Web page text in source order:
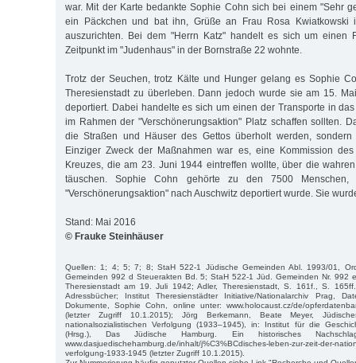
war. Mit der Karte bedankte Sophie Cohn sich bei einem "Sehr
ein Päckchen und bat ihn, Grüße an Frau Rosa Kwiatkowski
auszurichten. Bei dem "Herrn Katz" handelt es sich um einen
Zeitpunkt im "Judenhaus" in der Bornstraße 22 wohnte.
Trotz der Seuchen, trotz Kälte und Hunger gelang es Sophie
Theresienstadt zu überleben. Dann jedoch wurde sie am 15.
deportiert. Dabei handelte es sich um einen der Transporte in
im Rahmen der "Verschönerungsaktion" Platz schaffen sollten.
die Straßen und Häuser des Gettos überholt werden, sondern
Einziger Zweck der Maßnahmen war es, eine Kommission
Kreuzes, die am 23. Juni 1944 eintreffen wollte, über die
täuschen. Sophie Cohn gehörte zu den 7500
"Verschönerungsaktion" nach Auschwitz deportiert wurde. Sie
Stand: Mai 2016
© Frauke Steinhäuser
Quellen: 1; 4; 5; 7; 8; StaH 522-1 Jüdische Gemeinden Abl. 1993/01,
Gemeinden 992 d Steuerakten Bd. 5; StaH 522-1 Jüd. Gemeinden Nr. 992
Theresienstadt am 19. Juli 1942; Adler, Theresienstadt, S. 161f., S.
Adressbücher; Institut Theresienstädter Initiative/Nationalarchiv Prag,
Dokumente, Sophie Cohn, online unter: www.holocaust.cz/de/
(letzter Zugriff 10.1.2015); Jörg Berkemann, Beate Meyer,
nationalsozialistischen Verfolgung (1933–1945), in: Institut für die
(Hrsg.), Das Jüdische Hamburg. Ein historisches
www.dasjuedischehamburg.de/inhalt/j%C3%BCdisches-leben-zur-zeit-der-
verfolgung-1933-1945 (letzter Zugriff 10.1.2015).